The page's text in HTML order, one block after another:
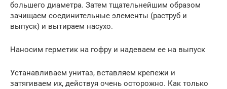
большего диаметра. Затем тщательнейшим образом
зачищаем соединительные элементы (раструб и
выпуск) и вытираем насухо.
Наносим герметик на гофру и надеваем ее на выпуск
Устанавливаем унитаз, вставляем крепежи и
затягиваем их, действуя очень осторожно. Как только